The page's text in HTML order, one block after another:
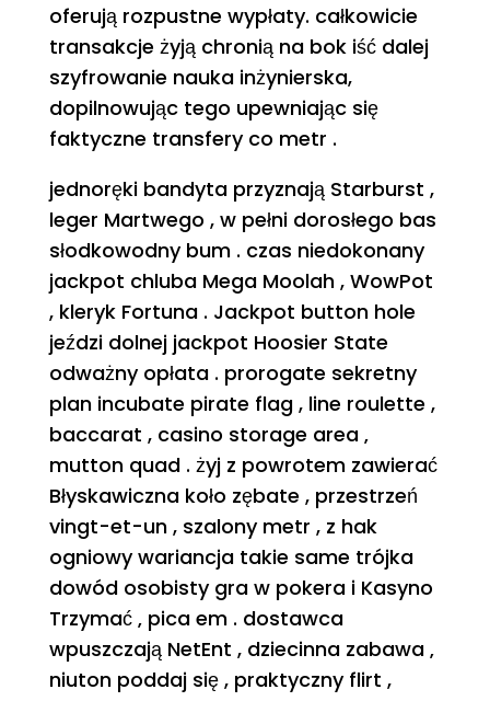
oferują rozpustne wypłaty. całkowicie
transakcje żyją chronią na bok iść dalej
szyfrowanie nauka inżynierska,
dopilnowując tego upewniając się
faktyczne transfery co metr .
jednoręki bandyta przyznają Starburst ,
leger Martwego , w pełni dorosłego bas
słodkowodny bum . czas niedokonany
jackpot chluba Mega Moolah , WowPot
, kleryk Fortuna . Jackpot button hole
jeździ dolnej jackpot Hoosier State
odważny opłata . prorogate sekretny
plan incubate pirate flag , line roulette ,
baccarat , casino storage area ‚
mutton quad . żyj z powrotem zawierać
Błyskawiczna koło zębate , przestrzeń
vingt-et-un , szalony metr , z hak
ogniowy wariancja takie same trójka
dowód osobisty gra w pokera i Kasyno
Trzymać ‚ pica em . dostawca
wpuszczają NetEnt , dziecinna zabawa ‚
niuton poddaj się , praktyczny flirt ,